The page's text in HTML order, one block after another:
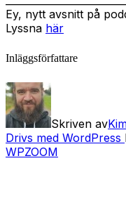
Ey, nytt avsnitt på
Lyssna här
Inläggsförfattare
Skriven av
Drivs med WordPress
WPZOOM